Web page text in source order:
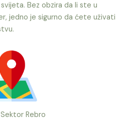
Bez obzira da li ste u
jedno je sigurno da ćete uživati
Rebro